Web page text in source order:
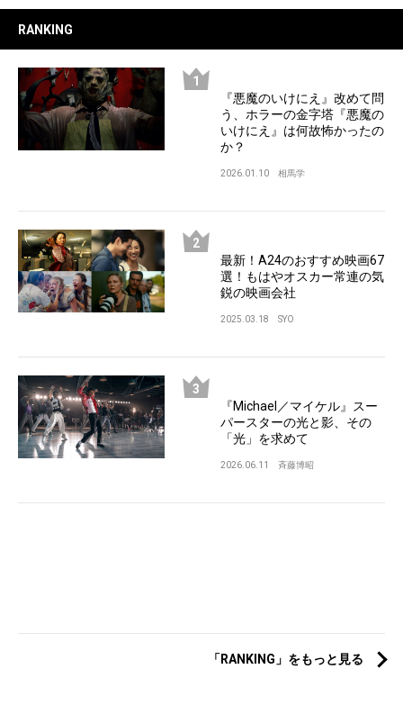
RANKING
『悪魔のいけにえ』改めて問
う、ホラーの金字塔『悪魔の
いけにえ』は何故怖かったの
か？
2026.01.10 相馬学
最新！A24のおすすめ映画67
選！もはやオスカー常連の気
鋭の映画会社
2025.03.18 SYO
『Michael／マイケル』スー
パースターの光と影、その
「光」を求めて
2026.06.11 斉藤博昭
「RANKING」をもっと見る